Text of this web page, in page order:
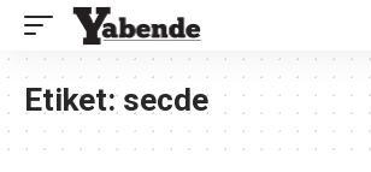
Etiket:secde